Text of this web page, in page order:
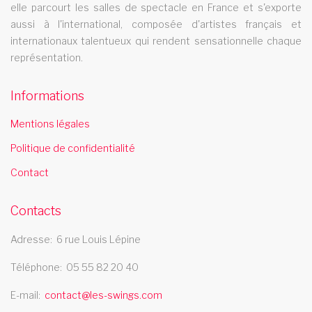
Les Swings vous propose un spectacle de danse
professionnel et se deplace dans la region guyane
cabaret angers
spectacle music hall ain 01
Les Swings vous propose un spectacle de music hall
champagne ardenne
6 ans se deplace dans toute la France accompagnee de son
french cancan legendaire
elle parcourt les salles de spectacle en France et s'exporte
aussi à l'international, composée d'artistes français et
internationaux talentueux qui rendent sensationnelle chaque
représentation.
Informations
Mentions légales
Politique de confidentialité
Contact
Contacts
Adresse 6 rue Louis Lépine
Téléphone 05 55 82 20 40
E-mail contact@les-swings.com